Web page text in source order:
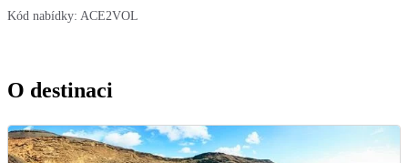
Kód nabídky: ACE2VOL
O destinaci